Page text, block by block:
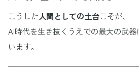
こうした人間としての土台こそが、
AI時代を生き抜くうえでの最大の武
います。